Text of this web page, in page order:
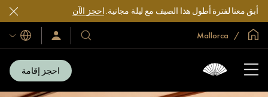
أبق معنا لفترة أطول هذا الصيف مع ليلة مجانية.احجز الآن
الصفحة الرئيسية العالمية
فنادقنا
ومنتجعاتنا
سجّل
الدخول/
اللغات
احجز إقامة